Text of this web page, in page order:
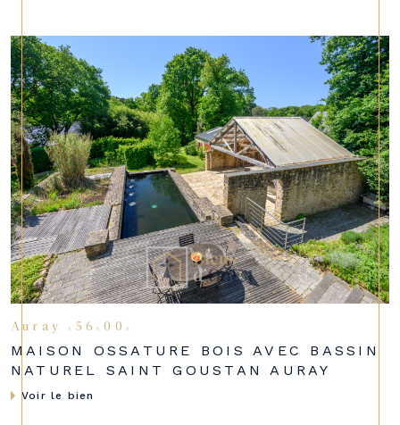
Auray (56400)
MAISON OSSATURE BOIS AVEC BASSIN
NATUREL SAINT GOUSTAN AURAY
Voir le bien